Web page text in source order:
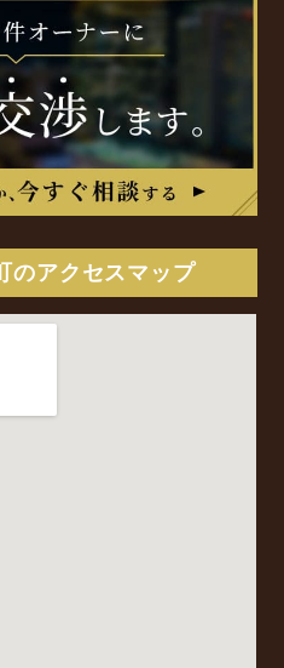
のアクセスマップ